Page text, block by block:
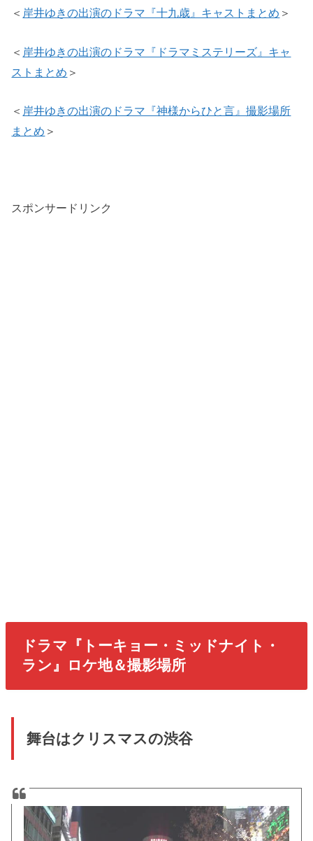
＜ 岸井ゆきの出演のドラマ『十九歳』キャストまとめ ＞
＜ 岸井ゆきの出演のドラマ『ドラマミステリーズ』キャ
ストまとめ ＞
＜ 岸井ゆきの出演のドラマ『神様からひと言』撮影場所
まとめ ＞
スポンサードリンク
ドラマ『トーキョー・ミッドナイト・
ラン』ロケ地＆撮影場所
舞台はクリスマスの渋谷